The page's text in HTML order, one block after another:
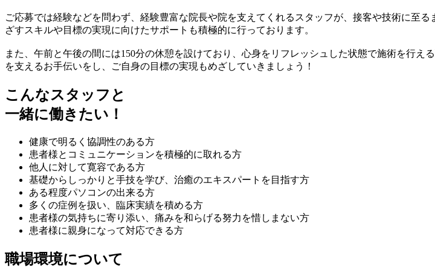
ご応募では経験などを問わず、経験豊富な院長や院を支えてくれるスタッフが、接客や技術に至
ざすスキルや目標の実現に向けたサポートも積極的に行っております。
また、午前と午後の間には150分の休憩を設けており、心身をリフレッシュした状態で施術を行
を支えるお手伝いをし、ご自身の目標の実現もめざしていきましょう！
こんなスタッフと
一緒に働きたい！
健康で明るく協調性のある方
患者様とコミュニケーションを積極的に取れる方
他人に対して寛容である方
基礎からしっかりと手技を学び、治癒のエキスパートを目指す方
ある程度パソコンの出来る方
多くの症例を扱い、臨床実績を積める方
患者様の気持ちに寄り添い、痛みを和らげる努力を惜しまない方
患者様に親身になって対応できる方
職場環境について